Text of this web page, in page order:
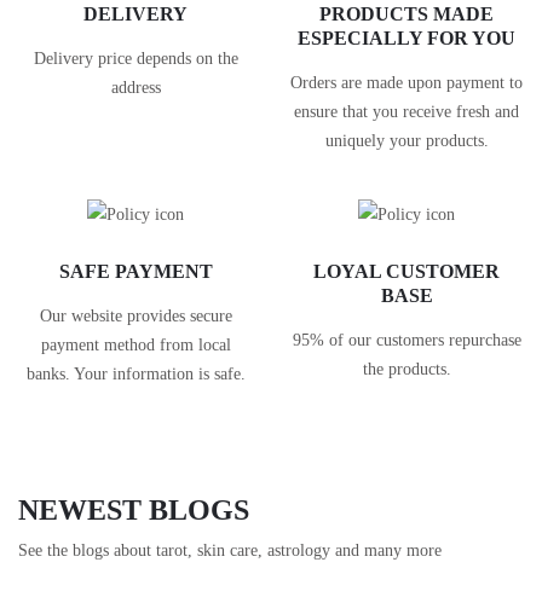
DELIVERY
Delivery price depends on the
address
PRODUCTS MADE
ESPECIALLY FOR YOU
Orders are made upon payment to
ensure that you receive fresh and
uniquely your products.
SAFE PAYMENT
Our website provides secure
payment method from local
banks. Your information is safe.
LOYAL CUSTOMER
BASE
95% of our customers repurchase
the products.
NEWEST BLOGS
See the blogs about tarot, skin care, astrology and many more